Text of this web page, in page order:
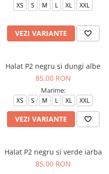
XS S M L XL XXL
VEZI VARIANTE
Halat P2 negru si dungi albe
85,00 RON
Marime:
XS S M L XL XXL
VEZI VARIANTE
Halat P2 negru si verde iarba
85,00 RON